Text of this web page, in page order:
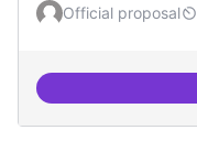
Official proposal